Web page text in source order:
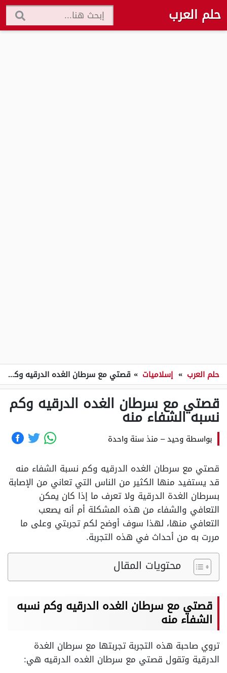
حلم العرب
حلم العرب » إسلاميات » قصتي مع سرطان الغده الدرقيه وكم نسبه الشفاء منه
قصتي مع سرطان الغده الدرقيه وكم
نسبه الشفاء منه
بواسطة وحيد– منذ سنة واحدة
قصتي مع سرطان الغده الدرقيه وكم نسبة الشفاء منه
قد يستفيد منها الكثير من الناس التي تعاني من الإصابة
بسرطان الغدة الدرقية ولا تعرف ما إذا كان يمكن
التعافي والشفاء من هذه المشكلة أم أنه يصعب
التعافي منها، لهذا سوف أوضح لكم تجربتي وعلى ما
مررت به من أحداث في هذه التجربة.
محتويات المقال
قصتي مع سرطان الغده الدرقيه وكم نسبه
الشفاء منه
تروي صاحبة هذه التجربة تجربتها مع سرطان الغدة
الدرقية وتقول قصتي مع سرطان الغده الدرقيه هي: